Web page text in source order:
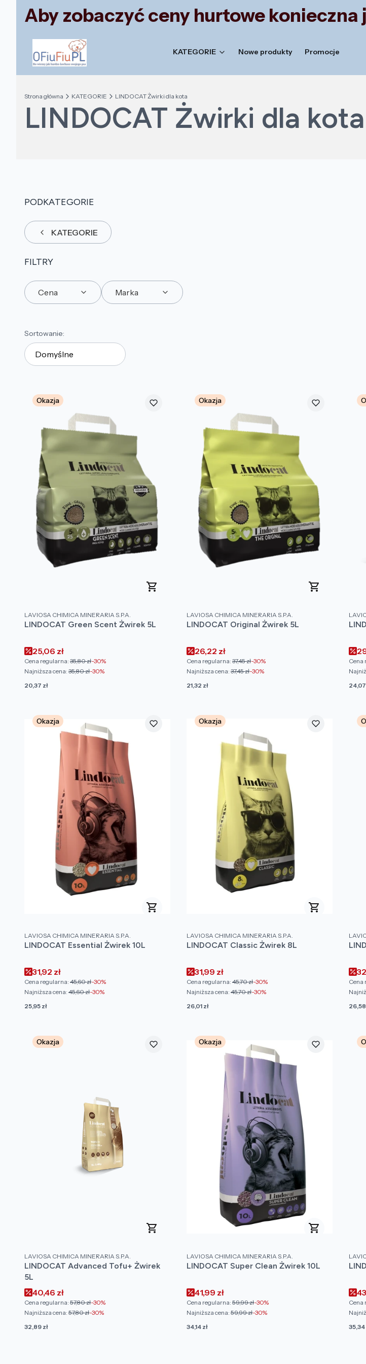
Aby zobaczyć ceny hurtowe
KATEGORIE Nowe produkty Promocje
Strona główna KATEGORIE LINDOCAT Żwirki dla kota
LINDOCAT Żwirki dla kota
PODKATEGORIE
KATEGORIE
FILTRY
Cena Marka
Lista produktów
Sortowanie:
Domyślne
Okazja
PRODUCENT
LAVIOSA CHIMICA MINERARIA S.P.A.
LINDOCAT Green Scent Żwirek 5L
Cena promocyjna
25,06 zł
Cena regularna: 35,80 zł-30%
Najniższa cena: 35,80 zł-30%
Cena
20,37 zł
Okazja
PRODUCENT
LAVIOSA CHIMICA MINERARIA S.P.A.
LINDOCAT Original Żwirek 5L
Cena promocyjna
26,22 zł
Cena regularna: 37,45 zł-30%
Najniższa cena: 37,45 zł-30%
Cena
21,32 zł
Cena
Cena
24,07
Okazja
PRODUCENT
LAVIOSA CHIMICA MINERARIA S.P.A.
LINDOCAT Essential Żwirek 10L
Cena promocyjna
31,92 zł
Cena regularna: 45,60 zł-30%
Najniższa cena: 45,60 zł-30%
Cena
25,95 zł
Okazja
PRODUCENT
LAVIOSA CHIMICA MINERARIA S.P.A.
LINDOCAT Classic Żwirek 8L
Cena promocyjna
31,99 zł
Cena regularna: 45,70 zł-30%
Najniższa cena: 45,70 zł-30%
Cena
26,01 zł
Cena
Cena
26,58
Okazja
PRODUCENT
LAVIOSA CHIMICA MINERARIA S.P.A.
LINDOCAT Advanced Tofu+ Żwirek
5L
Cena promocyjna
40,46 zł
Cena regularna: 57,80 zł-30%
Najniższa cena: 57,80 zł-30%
Cena
32,89 zł
Okazja
PRODUCENT
LAVIOSA CHIMICA MINERARIA S.P.A.
LINDOCAT Super Clean Żwirek 10L
Cena promocyjna
41,99 zł
Cena regularna: 59,99 zł-30%
Najniższa cena: 59,99 zł-30%
Cena
34,14 zł
Cena
Cena
35,34